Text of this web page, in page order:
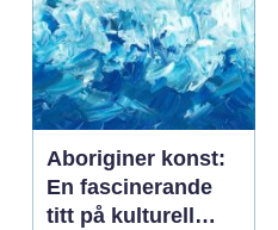
Aboriginer konst:
En fascinerande
titt på kulturell